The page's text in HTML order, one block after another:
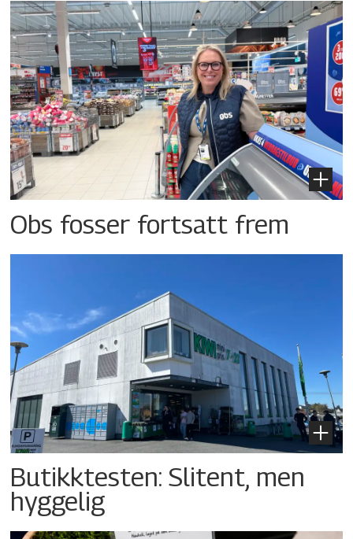
Obs fosser fortsatt frem
Butikktesten: Slitent, men
hyggelig